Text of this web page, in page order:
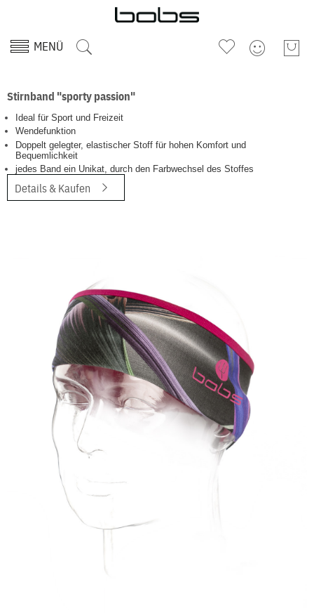
MENÜ
Stirnband "sporty passion"
Ideal für Sport und Freizeit
Wendefunktion
Doppelt gelegter, elastischer Stoff für hohen Komfort und
Bequemlichkeit
jedes Band ein Unikat, durch den Farbwechsel des Stoffes
Details & Kaufen